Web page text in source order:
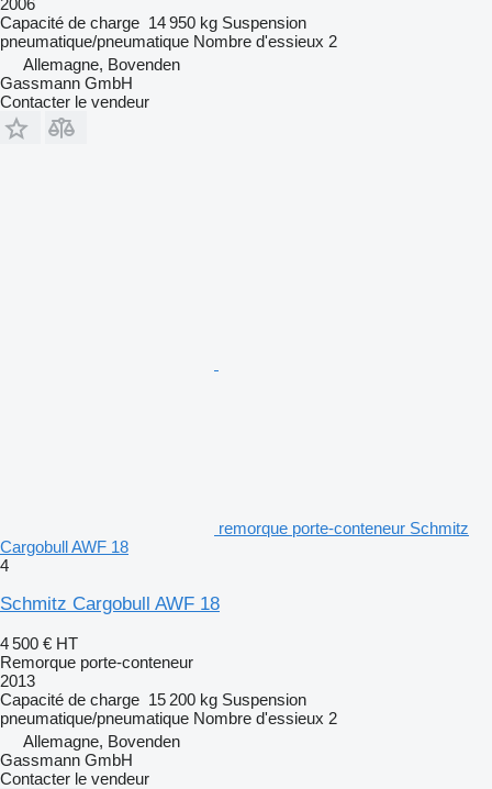
2006
Capacité de charge 14 950 kg Suspension
pneumatique/pneumatique Nombre d'essieux 2
Allemagne, Bovenden
Gassmann GmbH
Contacter le vendeur
remorque porte-conteneur Schmitz
Cargobull AWF 18
4
Schmitz Cargobull AWF 18
4 500 € HT
Remorque porte-conteneur
2013
Capacité de charge 15 200 kg Suspension
pneumatique/pneumatique Nombre d'essieux 2
Allemagne, Bovenden
Gassmann GmbH
Contacter le vendeur